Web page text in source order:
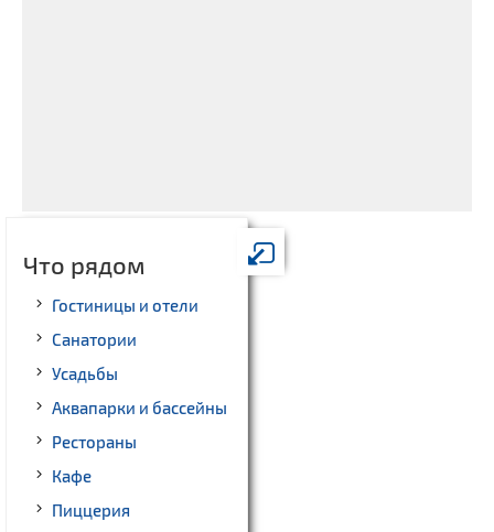
Что рядом
Гостиницы и отели
Санатории
Усадьбы
Аквапарки и бассейны
Рестораны
Кафе
Пиццерия